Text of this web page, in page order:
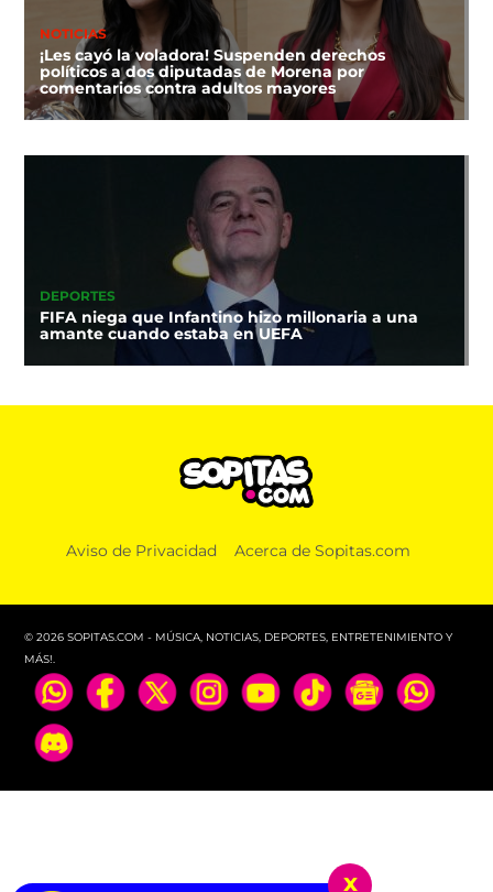
NOTICIAS
¡Les cayó la voladora! Suspenden derechos
políticos a dos diputadas de Morena por
comentarios contra adultos mayores
DEPORTES
FIFA niega que Infantino hizo millonaria a una
amante cuando estaba en UEFA
Aviso de Privacidad Acerca de Sopitas.com
© 2026 SOPITAS.COM - MÚSICA, NOTICIAS, DEPORTES, ENTRETENIMIENTO Y
MÁS!.
x